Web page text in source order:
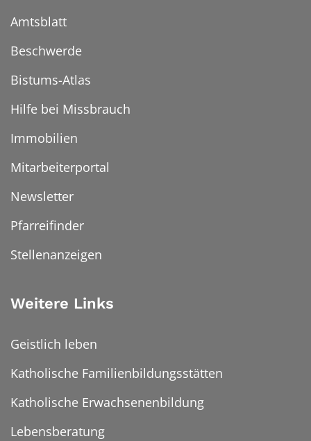
Amtsblatt
Beschwerde
Bistums-Atlas
Hilfe bei Missbrauch
Immobilien
Mitarbeiterportal
Newsletter
Pfarreifinder
Stellenanzeigen
Weitere Links
Geistlich leben
Katholische Familienbildungsstätten
Katholische Erwachsenenbildung
Lebensberatung